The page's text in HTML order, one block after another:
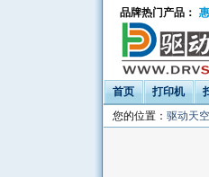
品牌热门产品：
首页 打印机
您的位置： 驱动天